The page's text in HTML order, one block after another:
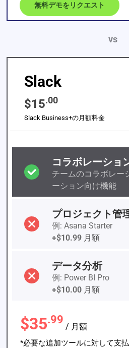
無料デモをリクエスト
vs
Slack
$15.00
Slack Business+の月額料金
コラボレーショ
チームのコラボレー
ーション向け機能
プロジェクト管
例: Asana Starter
+$10.99 月額
データ分析
例: Power BI Pro
+$10.00 月額
$35.99
/ 月額
*必要な追加ツールに対して支払